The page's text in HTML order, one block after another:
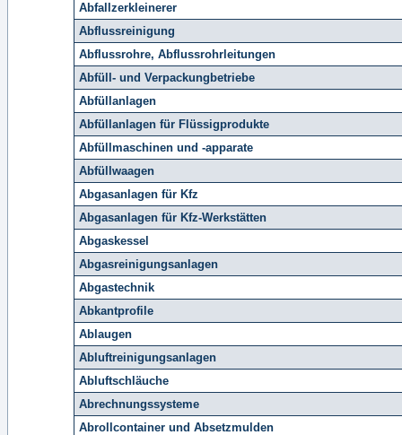
Abfallzerkleinerer
Abflussreinigung
Abflussrohre, Abflussrohrleitungen
Abfüll- und Verpackungbetriebe
Abfüllanlagen
Abfüllanlagen für Flüssigprodukte
Abfüllmaschinen und -apparate
Abfüllwaagen
Abgasanlagen für Kfz
Abgasanlagen für Kfz-Werkstätten
Abgaskessel
Abgasreinigungsanlagen
Abgastechnik
Abkantprofile
Ablaugen
Abluftreinigungsanlagen
Abluftschläuche
Abrechnungssysteme
Abrollcontainer und Absetzmulden